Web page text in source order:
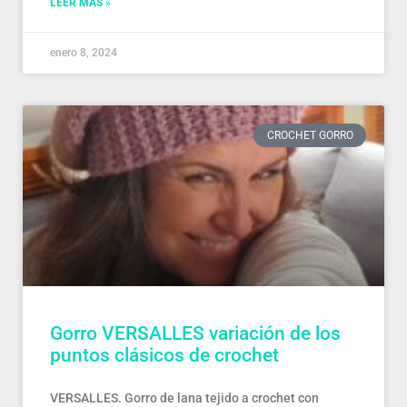
LEER MÁS »
enero 8, 2024
CROCHET GORRO
Gorro VERSALLES variación de los
puntos clásicos de crochet
VERSALLES. Gorro de lana tejido a crochet con